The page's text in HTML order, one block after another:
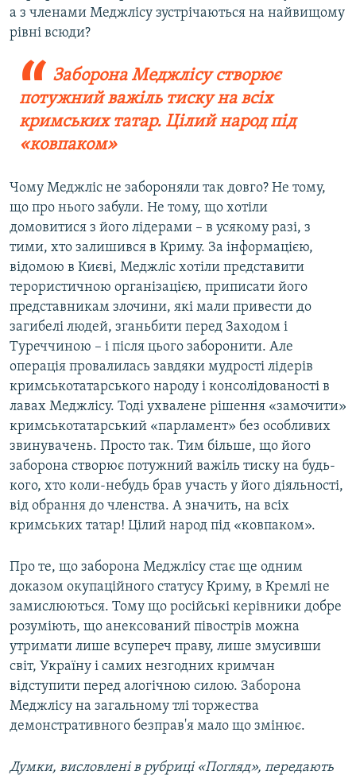
а з членами Меджлісу зустрічаються на найвищому
рівні всюди?
Заборона Меджлісу створює
потужний важіль тиску​ на всіх
кримських татар. Цілий народ під
«ковпаком»
Чому Меджліс не забороняли так довго? Не тому,
що про нього забули. Не тому, що хотіли
домовитися з його лідерами – в усякому разі, з
тими, хто залишився в Криму. За інформацією,
відомою в Києві, Меджліс хотіли представити
терористичною організацією, приписати його
представникам злочини, які мали привести до
загибелі людей, зганьбити перед Заходом і
Туреччиною – і після цього заборонити. Але
операція провалилась завдяки мудрості лідерів
кримськотатарського народу і консолідованості в
лавах Меджлісу. Тоді ухвалене рішення «замочити»
кримськотатарський «парламент» без особливих
звинувачень. Просто так. Тим більше, що його
заборона створює потужний важіль тиску на будь-
кого, хто коли-небудь брав участь у його діяльності,
від обрання до членства. А значить, на всіх
кримських татар! Цілий народ під «ковпаком».
Про те, що заборона Меджлісу стає ще одним
доказом окупаційного статусу Криму, в Кремлі не
замислюються. Тому що російські керівники добре
розуміють, що анексований півострів можна
утримати лише всупереч праву, лише змусивши
світ, Україну і самих незгодних кримчан
відступити перед алогічною силою. Заборона
Меджлісу на загальному тлі торжества
демонстративного безправ'я мало що змінює.
Думки, висловлені в рубриці «Погляд», передають